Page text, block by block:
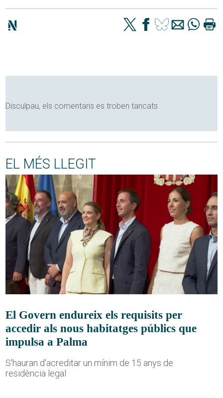
Disculpau, els comentaris es troben tancats
EL MÉS LLEGIT
El Govern endureix els requisits per
accedir als nous habitatges públics que
impulsa a Palma
S'hauran d'acreditar un mínim de 15 anys de
residència legal